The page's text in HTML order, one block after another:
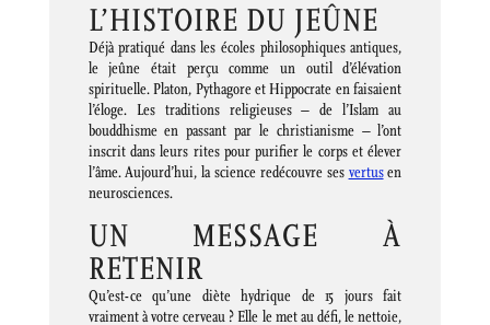
L’HISTOIRE DU JEÛNE
Déjà pratiqué dans les écoles philosophiques antiques,
le jeûne était perçu comme un outil d’élévation
spirituelle. Platon, Pythagore et Hippocrate en faisaient
l’éloge. Les traditions religieuses – de l’Islam au
bouddhisme en passant par le christianisme – l’ont
inscrit dans leurs rites pour purifier le corps et élever
l’âme. Aujourd’hui, la science redécouvre ses vertusen
neurosciences.
UN MESSAGE À
RETENIR
Qu’est-ce qu’une diète hydrique de 15 jours fait
vraiment à votre cerveau ? Elle le met au défi, le nettoie,